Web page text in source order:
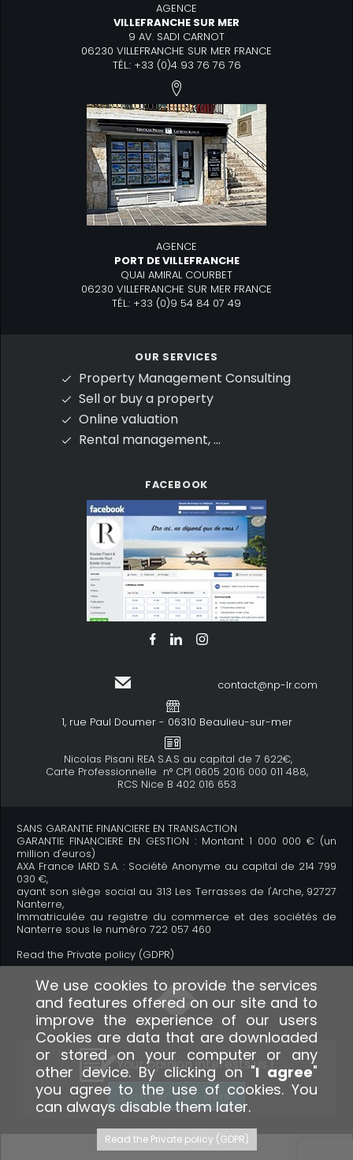
AGENCE
VILLEFRANCHE SUR MER
9 AV. SADI CARNOT
06230 VILLEFRANCHE SUR MER FRANCE
TÉL.: +33 (0)4 93 76 76 76
AGENCE
PORT DE VILLEFRANCHE
QUAI AMIRAL COURBET
06230 VILLEFRANCHE SUR MER FRANCE
TÉL.: +33 (0)9 54 84 07 49
OUR SERVICES
Property Management Consulting
Sell or buy a property
Online valuation
Rental management, ...
FACEBOOK
contact@np-lr.com
1, rue Paul Doumer - 06310 Beaulieu-sur-mer
Nicolas Pisani REA S.A.S au capital de 7 622€,
Carte Professionnelle n° CPI 0605 2016 000 011 488,
RCS Nice B 402 016 653
SANS GARANTIE FINANCIERE EN TRANSACTION
GARANTIE FINANCIERE EN GESTION : Montant 1 000 000 € (un
million d'euros)
AXA France IARD S.A. : Société Anonyme au capital de 214 799
030 €,
ayant son siège social au 313 Les Terrasses de l'Arche, 92727
Nanterre,
Immatriculée au registre du commerce et des sociétés de
Nanterre sous le numéro 722 057 460
Read the Private policy (GDPR)
Your opinion interests us !
Donner son avis
We use cookies to provide the services
and features offered on our site and to
improve the experience of our users
Cookies are data that are downloaded
or stored on your computer or any
other device. By clicking on "I agree"
you agree to the use of cookies. You
can always disable them later.
Read the Private policy (GDPR)